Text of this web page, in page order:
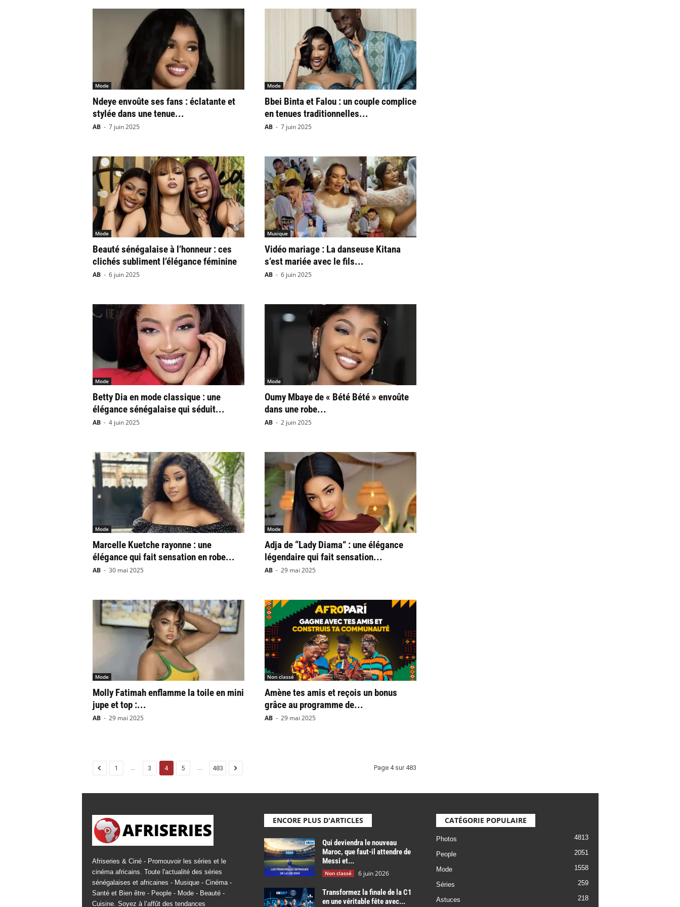
Mode
Ndeye envoûte ses fans : éclatante et
stylée dans une tenue...
AB - 7 juin 2025
Mode
Bbei Binta et Falou : un couple complice
en tenues traditionnelles...
AB - 7 juin 2025
Mode
Beauté sénégalaise à l’honneur : ces
clichés subliment l’élégance féminine
AB - 6 juin 2025
Musique
Vidéo mariage : La danseuse Kitana
s’est mariée avec le fils...
AB - 6 juin 2025
Mode
Betty Dia en mode classique : une
élégance sénégalaise qui séduit...
AB - 4 juin 2025
Mode
Oumy Mbaye de « Bété Bété » envoûte
dans une robe...
AB - 2 juin 2025
Mode
Marcelle Kuetche rayonne : une
élégance qui fait sensation en robe...
AB - 30 mai 2025
Mode
Adja de “Lady Diama” : une élégance
légendaire qui fait sensation...
AB - 29 mai 2025
Mode
Molly Fatimah enflamme la toile en mini
jupe et top :...
AB - 29 mai 2025
Non classé
Amène tes amis et reçois un bonus
grâce au programme de...
AB - 29 mai 2025
1 ... 3 4 5 ... 483 Page 4 sur 483
Afriseries & Ciné - Promouvoir les séries et le
cinéma africains. Toute l'actualité des séries
sénégalaises et africaines - Musique - Cinéma -
Santé et Bien être - People - Mode - Beauté -
Cuisine. Soyez à l’affût des tendances
ENCORE PLUS D'ARTICLES
Qui deviendra le nouveau
Maroc, que faut-il attendre de
Messi et...
Non classé 6 juin 2026
Transformez la finale de la C1
en une véritable fête avec...
CATÉGORIE POPULAIRE
Photos 4813
People 2051
Mode 1558
Séries 259
Astuces 218